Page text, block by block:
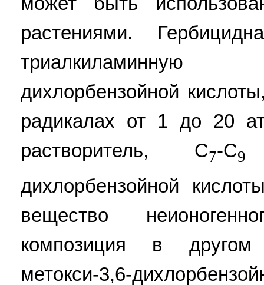
растениями.
триалкиламинную
дихлорбензойной
радикалах от 1 до 20
растворитель, С7-С9
дихлорбензойной
вещество
композиция в
метокси-3,6-